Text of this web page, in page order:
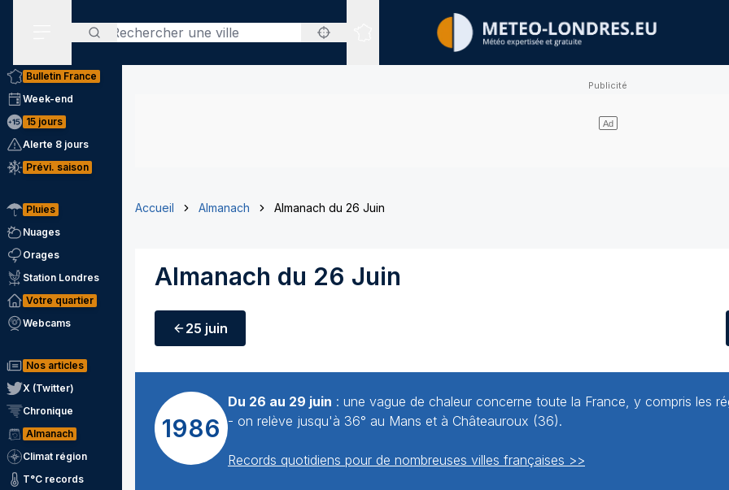
Rechercher
Sites expertisés
Bulletin France
Week-end
15 jours
Alerte 8 jours
Prévi. saison
Pluies
Nuages
Orages
Station Londres
Votre quartier
Webcams
Nos articles
X (Twitter)
Chronique
Almanach
Climat région
T°C records
Accueil Almanach Almanach du 26 Juin
Almanach du 26 Juin
25 juin
1986
Du 26 au 29 juin : une vague de chaleur concerne toute la France, y compris les
- on relève jusqu'à 36° au Mans et à Châteauroux (36).
Records quotidiens pour de nombreuses villes françaises >>